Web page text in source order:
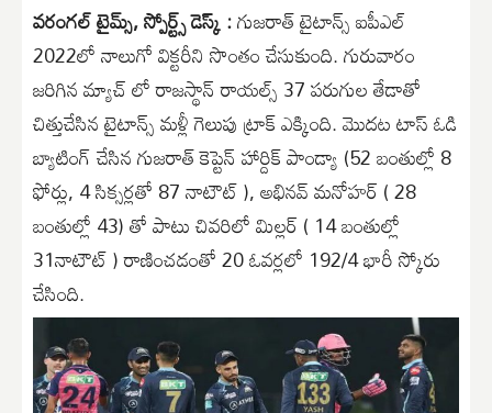
వరంగల్ టైమ్స్, స్పోర్ట్స్ డెస్క్ :గుజరాత్ టైటాన్స్ ఐపీఎల్
2022లో నాలుగో విక్టరీని సొంతం చేసుకుంది. గురువారం
జరిగిన మ్యాచ్ లో రాజస్థాన్ రాయల్స్ 37 పరుగుల తేడాతో
చిత్తుచేసిన టైటాన్స్ మళ్లీ గెలుపు ట్రాక్ ఎక్కింది. మొదట టాస్ ఓడి
బ్యాటింగ్ చేసిన గుజరాత్ కెప్టెన్ హార్దిక్ పాండ్యా (52 బంతుల్లో 8
ఫోర్లు, 4 సిక్సర్లతో 87 నాటౌట్ ), అభినవ్ మనోహర్ ( 28
బంతుల్లో 43) తో పాటు చివరిలో మిల్లర్ ( 14 బంతుల్లో
31నాటౌట్ ) రాణించడంతో 20 ఓవర్లలో 192/4 భారీ స్కోరు
చేసింది.